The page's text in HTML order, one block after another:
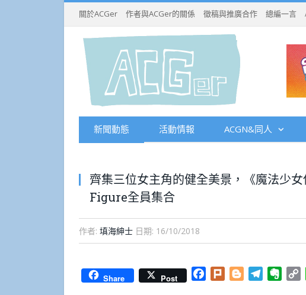
關於ACGer 作者與ACGer的關係 徵稿與推廣合作 總編一言
新聞動態 活動情報 ACGN&同人
齊集三位女主角的健全美景，《魔法少
Figure全員集合
作者: 填海紳士 日期: 16/10/2018
Share Post Facebook
Plurk BloggerTelegram